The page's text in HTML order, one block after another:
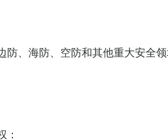
防、海防、空防和其他重大安全